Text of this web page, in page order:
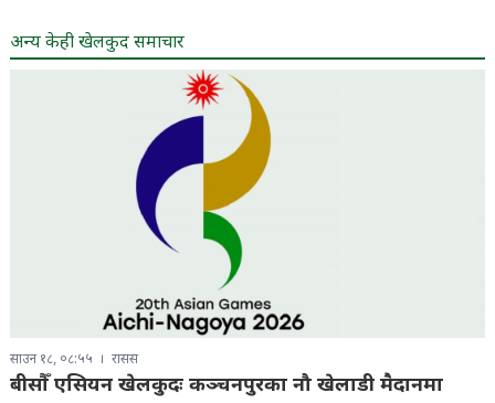
अन्य केही खेलकुद समाचार
साउन १८, ०८:५५ रासस
बीसौँ एसियन खेलकुदः कञ्चनपुरका नौ खेलाडी मैदानमा